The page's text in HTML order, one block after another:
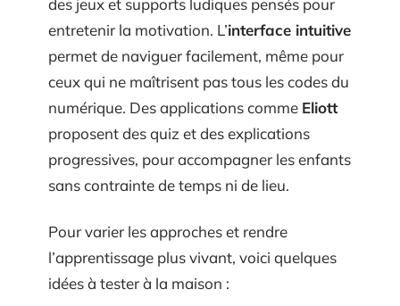
des jeux et supports ludiques pensés pour
entretenir la motivation. L’interface intuitive
permet de naviguer facilement, même pour
ceux qui ne maîtrisent pas tous les codes du
numérique. Des applications comme Eliott
proposent des quiz et des explications
progressives, pour accompagner les enfants
sans contrainte de temps ni de lieu.
Pour varier les approches et rendre
l’apprentissage plus vivant, voici quelques
idées à tester à la maison :